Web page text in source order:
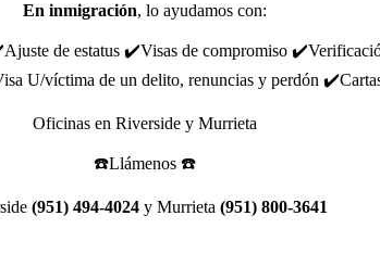
En inmigración, lo ayudamos con:
de estatus ✔️Visas de compromiso
U/víctima de un delito, renuncias y perdón
Oficinas en Riverside y Murrieta
☎️Llámenos ☎️
(951) 494-4024 y Murrieta (951) 800-3641